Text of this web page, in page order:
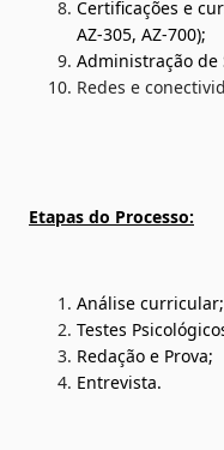
Certificações e
AZ-305, AZ-700);
Administração de
Redes e
Etapas do Processo:
Análise curricular;
Testes
Redação e Prova;
Entrevista.